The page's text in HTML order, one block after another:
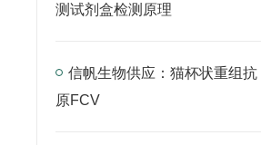
测试剂盒检测原理
信帆生物供应：猫杯状重组抗
原FCV